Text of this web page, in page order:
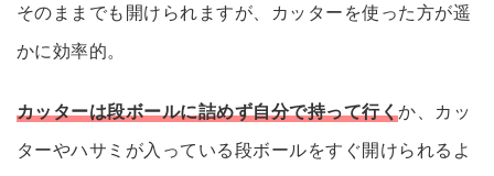
そのままでも開けられますが、カッターを使った方が遥
かに効率的。
カッターは段ボールに詰めず自分で持って行くか、カッ
ターやハサミが入っている段ボールをすぐ開けられるよ